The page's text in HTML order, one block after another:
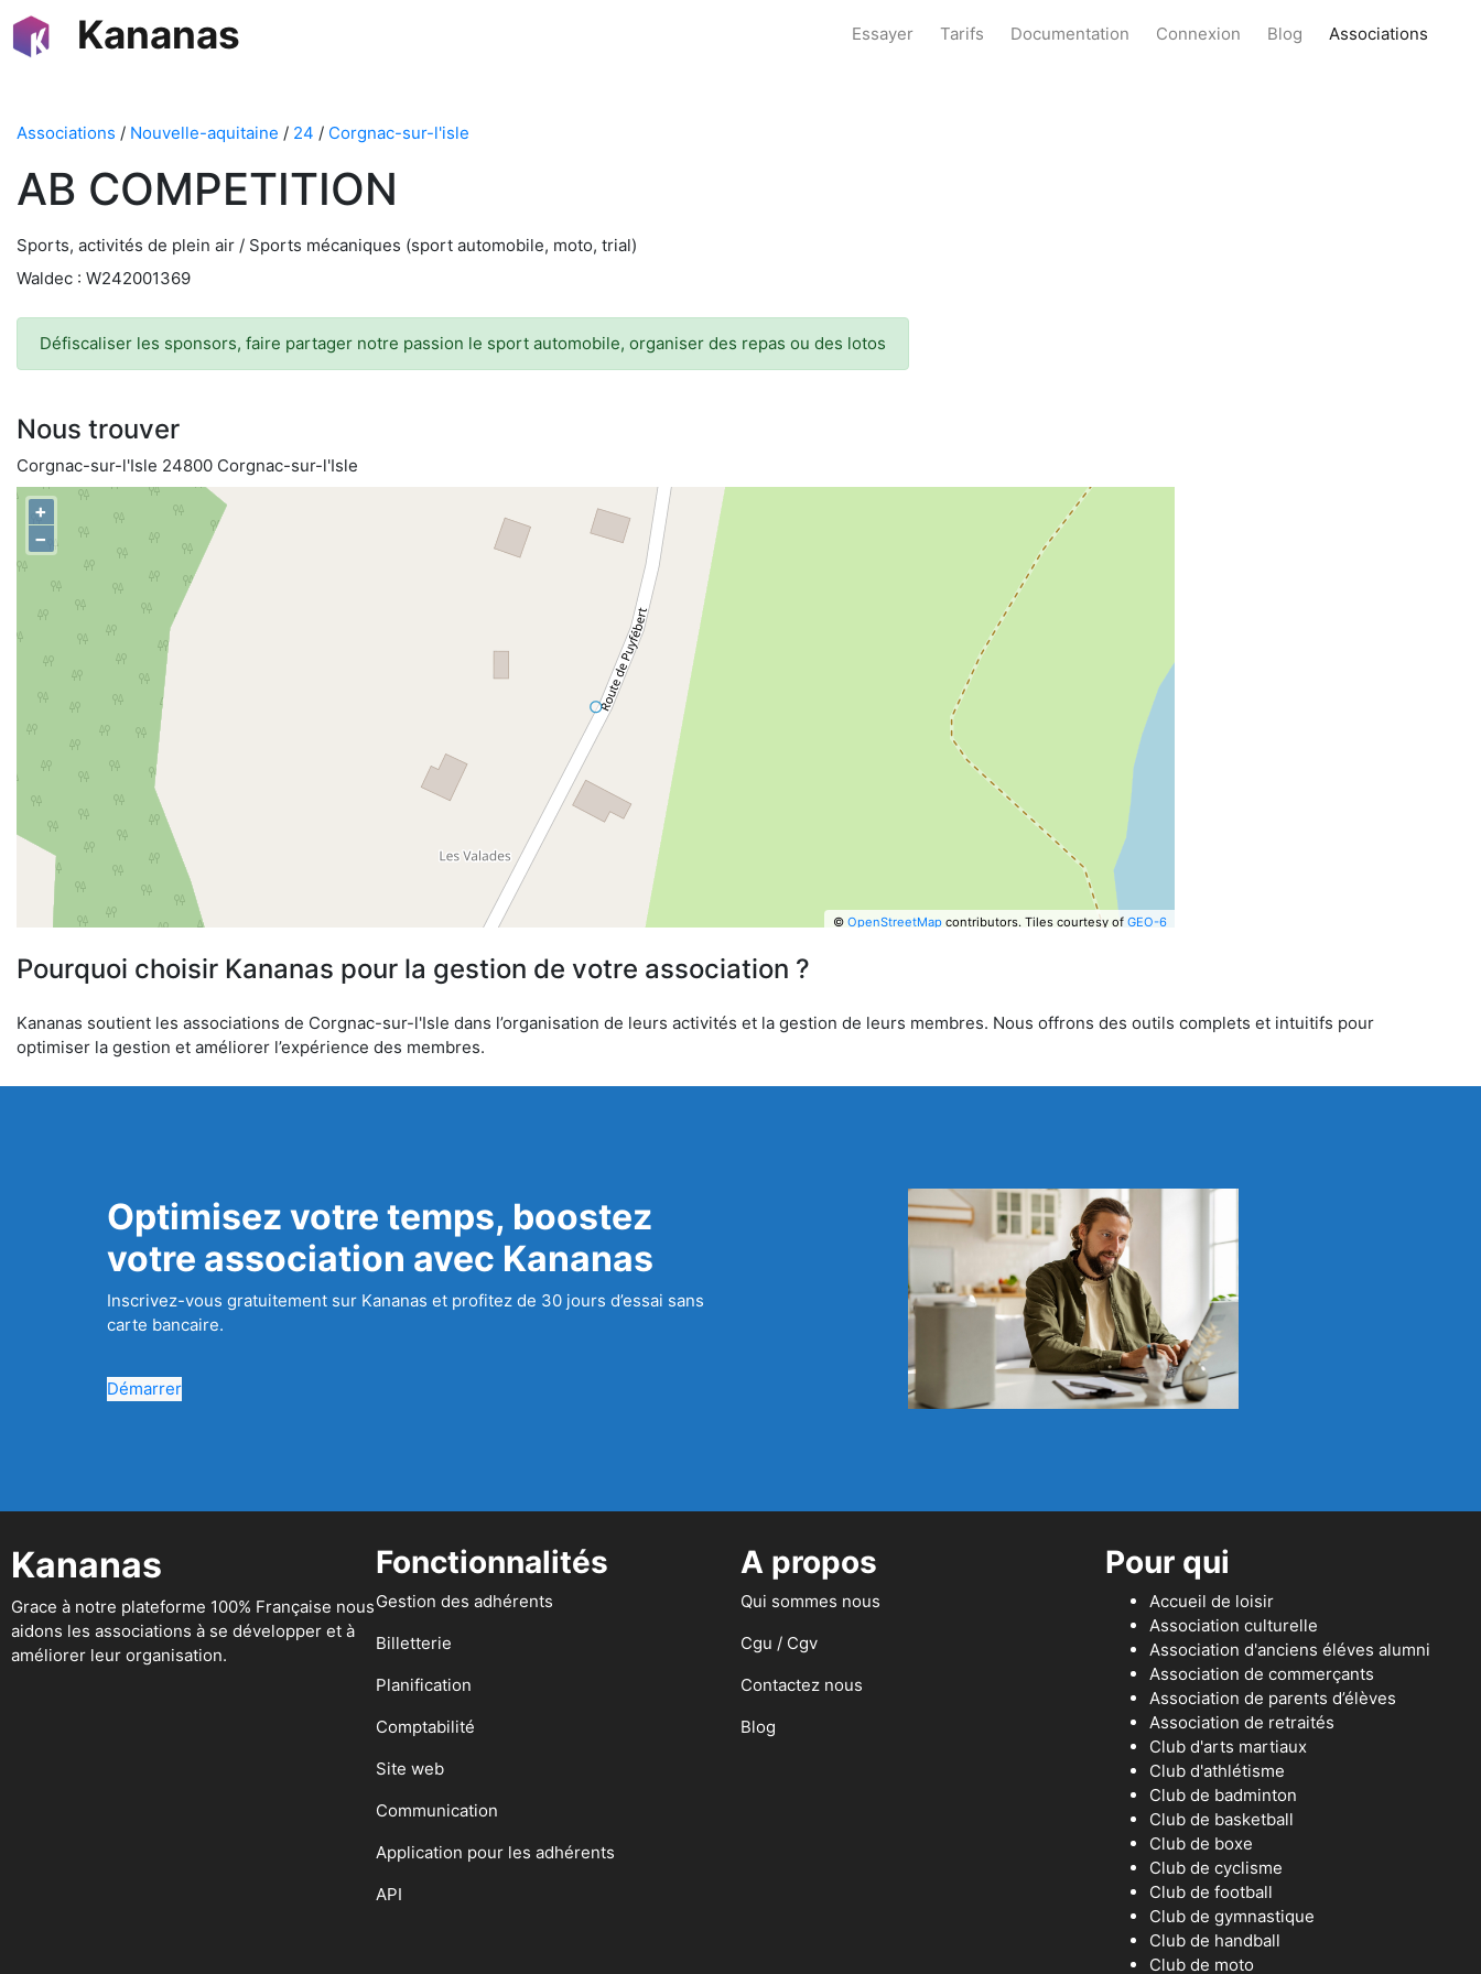
Kananas Essayer Tarifs Documentation Connexion Blog Associations
Associations / Nouvelle-aquitaine / 24 / Corgnac-sur-l'isle
AB COMPETITION
Sports, activités de plein air / Sports mécaniques (sport automobile, moto, trial)
Waldec : W242001369
Défiscaliser les sponsors, faire partager notre passion le sport automobile, organiser des repas ou des lotos
Nous trouver
Corgnac-sur-l'Isle 24800 Corgnac-sur-l'Isle
+
−
© OpenStreetMapcontributors. Tiles courtesy of GEO-6
Pourquoi choisir Kananas pour la gestion de votre association ?
Kananas soutient les associations de Corgnac-sur-l'Isle dans l’organisation de leurs activités et la gestion de leurs membres. Nous offrons des outils complets et intuitifs pour
optimiser la gestion et améliorer l’expérience des membres.
Optimisez votre temps, boostez
votre association avec Kananas
Inscrivez-vous gratuitement sur Kananas et profitez de 30 jours d’essai sans
carte bancaire.
Démarrer
Kananas
Grace à notre plateforme 100% Française nous
aidons les associations à se développer et à
améliorer leur organisation.
Fonctionnalités
Gestion des adhérents
Billetterie
Planification
Comptabilité
Site web
Communication
Application pour les adhérents
API
A propos
Qui sommes nous
Cgu / Cgv
Contactez nous
Blog
Pour qui
Accueil de loisir
Association culturelle
Association d'anciens éléves alumni
Association de commerçants
Association de parents d’élèves
Association de retraités
Club d'arts martiaux
Club d'athlétisme
Club de badminton
Club de basketball
Club de boxe
Club de cyclisme
Club de football
Club de gymnastique
Club de handball
Club de moto